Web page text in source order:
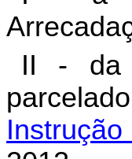
II - da